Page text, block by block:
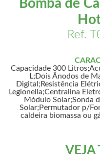
Bomba de
Ref.
Capacidade 300
L;Dois Ânodos de
Digital;Resistência
Legionella;Centralina
Módulo Solar;Sonda
Solar;Permutador p/
caldeira biomassa ou
VEJA